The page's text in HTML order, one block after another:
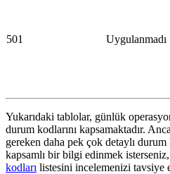
501 Uygulanmadı
Yukarıdaki tablolar, günlük
durum kodlarını kapsamaktadır.
gereken daha pek çok detaylı
kapsamlı bir bilgi edinmek
kodları listesini incelemenizi tavsiye